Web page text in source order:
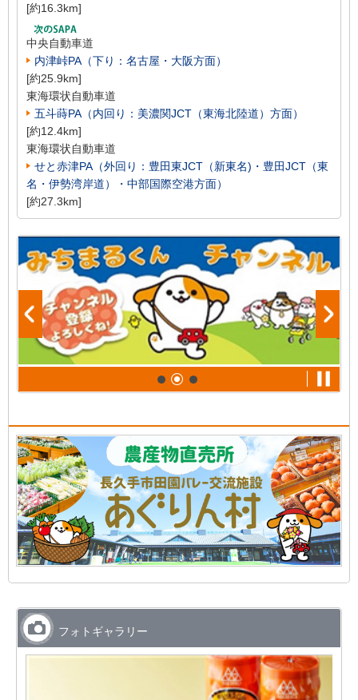
[約16.3km]
中央自動車道
内津峠PA（下り：名古屋・大阪方面）
[約25.9km]
東海環状自動車道
五斗蒔PA（内回り：美濃関JCT（東海北陸道）方面）
[約12.4km]
東海環状自動車道
せと赤津PA（外回り：豊田東JCT（新東名)・豊田JCT（東
名・伊勢湾岸道）・中部国際空港方面）
[約27.3km]
フォトギャラリー